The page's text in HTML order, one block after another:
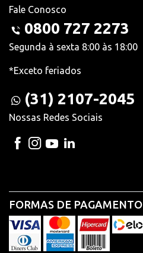
Fale Conosco
0800 727 2273
Segunda à sexta 8:00 às 18:00
*Exceto feriados
(31) 2107-2045
Nossas Redes Sociais
FORMAS DE PAGAMENTO